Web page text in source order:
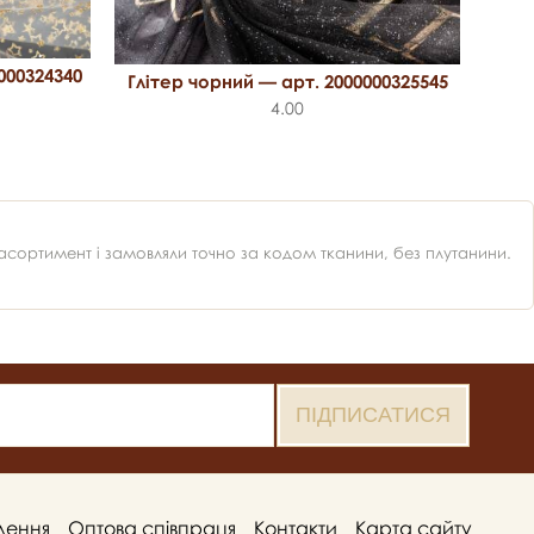
Глітер чорний — арт. 2000000325545
4.00
і замовляли точно за кодом тканини, без плутанини.
Оптова співпраця Контакти Карта сайту